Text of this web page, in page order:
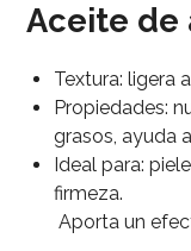
Aceite de
Textura: ligera
Propiedades:
grasos, ayuda
Ideal para:
firmeza.
Aporta un